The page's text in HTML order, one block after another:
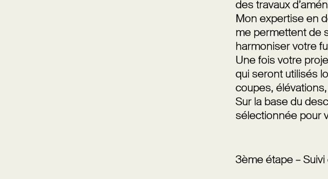
des travaux
Mon expertise en
me permettent de
harmoniser votre
Une fois votre
qui seront utilisés
coupes,
Sur la base du
sélectionnée pour
3ème étape –